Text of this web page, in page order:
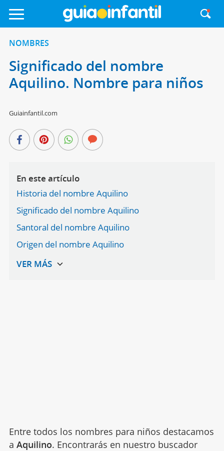
NOMBRES
Significado del nombre
Aquilino. Nombre para niños
Guiainfantil.com
En este artículo
Historia del nombre Aquilino
Significado del nombre Aquilino
Santoral del nombre Aquilino
Origen del nombre Aquilino
Entre todos los nombres para niños destacamos
a Aquilino. Encontrarás en nuestro buscador